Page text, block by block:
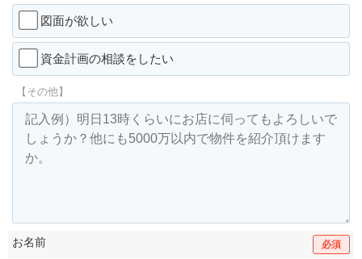
図面が欲しい
資金計画の相談をしたい
【その他】
お名前 必須